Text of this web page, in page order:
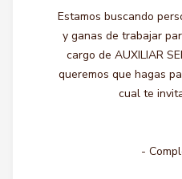
Estamos buscando
y ganas de trabajar
cargo de AUXILIAR
queremos que hagas
cual te
-